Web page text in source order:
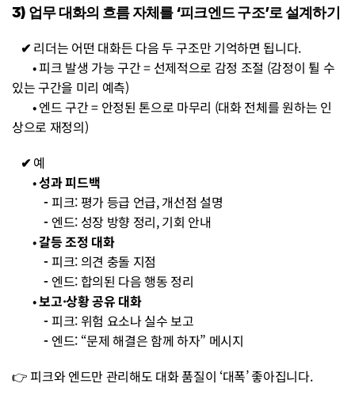
3) 업무 대화의 흐름 자체를 ‘피크엔드 구조’로 설계하기
   ✔︎
리더는 어떤 대화든 다음 두 구조만 기억하면 됩니다.
• 피크 발생 가능 구간 = 선제적으로 감정 조절 (감정이 튈 수
있는 구간을 미리 예측)
• 엔드 구간 = 안정된 톤으로 마무리 (대화 전체를 원하는 인
상으로 재정의)
   ✔︎
예
• 성과 피드백
           -
피크: 평가 등급 언급, 개선점 설명
           -
엔드: 성장 방향 정리, 기회 안내
• 갈등 조정 대화
           -
피크: 의견 충돌 지점
           -
엔드: 합의된 다음 행동 정리
• 보고·상황 공유 대화
           -
피크: 위험 요소나 실수 보고
           -
엔드: “문제 해결은 함께 하자” 메시지
👉 피크와 엔드만 관리해도 대화 품질이 ‘대폭’ 좋아집니다.